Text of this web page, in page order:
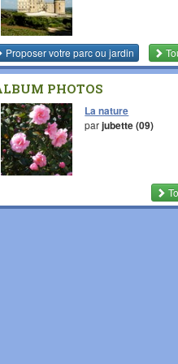
Proposer votre parc ou jardin
PHOTOS
La nature
parjubette (09)